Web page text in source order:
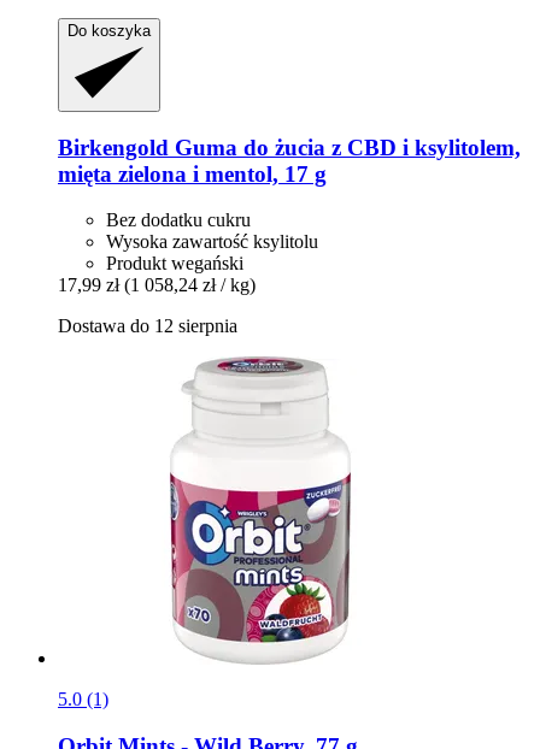
Do koszyka
Birkengold Guma do żucia z CBD i ksylitolem,
mięta zielona i mentol, 17 g
Bez dodatku cukru
Wysoka zawartość ksylitolu
Produkt wegański
17,99 zł (1 058,24 zł / kg)
Dostawa do 12 sierpnia
5.0 (1)